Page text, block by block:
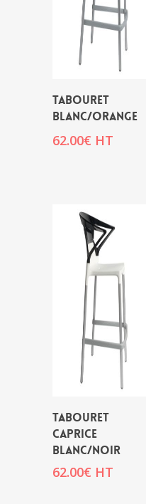
TABOURET
BLANC/ORANGE
62.00€ HT
TABOURET
CAPRICE
BLANC/NOIR
62.00€ HT